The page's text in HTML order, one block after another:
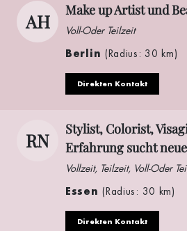
AH
Make up Artist und
Voll-Oder Teilzeit
Berlin (Radius: 30 km)
Direkten Kontakt
RN
Stylist, Colorist,
Erfahrung sucht
Vollzeit, Teilzeit, Voll-Oder
Essen(Radius: 30 km)
Direkten Kontakt